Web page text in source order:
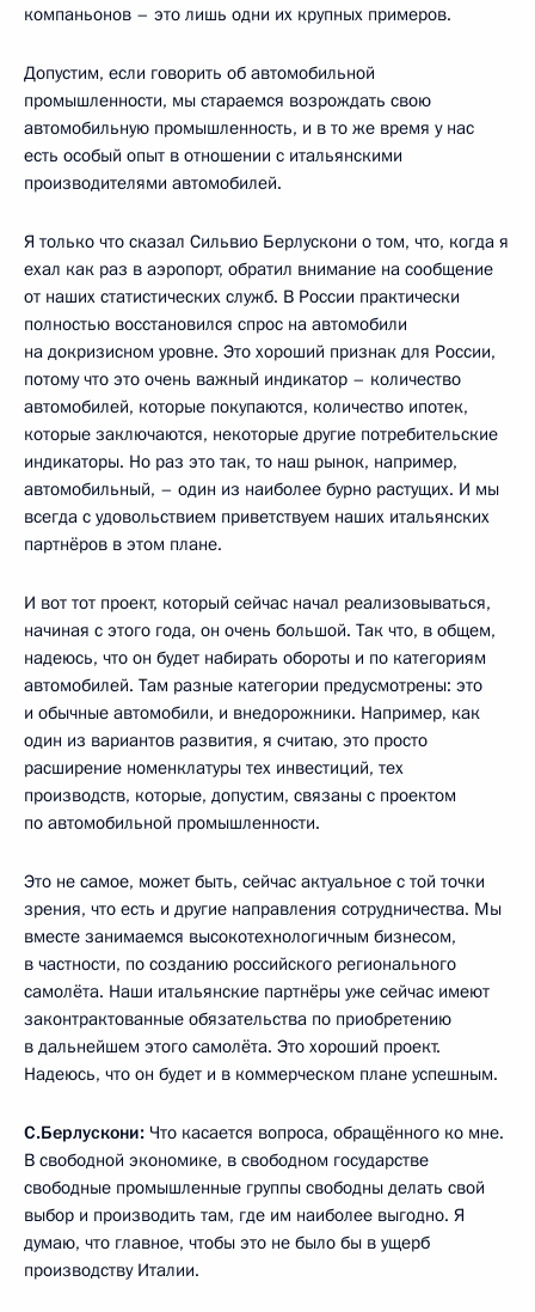
компаньонов – это лишь одни их крупных примеров.
Допустим, если говорить об автомобильной
промышленности, мы стараемся возрождать свою
автомобильную промышленность, и в то же время у нас
есть особый опыт в отношении с итальянскими
производителями автомобилей.
Я только что сказал Сильвио Берлускони о том, что, когда я
ехал как раз в аэропорт, обратил внимание на сообщение
от наших статистических служб. В России практически
полностью восстановился спрос на автомобили
на докризисном уровне. Это хороший признак для России,
потому что это очень важный индикатор – количество
автомобилей, которые покупаются, количество ипотек,
которые заключаются, некоторые другие потребительские
индикаторы. Но раз это так, то наш рынок, например,
автомобильный, – один из наиболее бурно растущих. И мы
всегда с удовольствием приветствуем наших итальянских
партнёров в этом плане.
И вот тот проект, который сейчас начал реализовываться,
начиная с этого года, он очень большой. Так что, в общем,
надеюсь, что он будет набирать обороты и по категориям
автомобилей. Там разные категории предусмотрены: это
и обычные автомобили, и внедорожники. Например, как
один из вариантов развития, я считаю, это просто
расширение номенклатуры тех инвестиций, тех
производств, которые, допустим, связаны с проектом
по автомобильной промышленности.
Это не самое, может быть, сейчас актуальное с той точки
зрения, что есть и другие направления сотрудничества. Мы
вместе занимаемся высокотехнологичным бизнесом,
в частности, по созданию российского регионального
самолёта. Наши итальянские партнёры уже сейчас имеют
законтрактованные обязательства по приобретению
в дальнейшем этого самолёта. Это хороший проект.
Надеюсь, что он будет и в коммерческом плане успешным.
С.Берлускони: Что касается вопроса, обращённого ко мне.
В свободной экономике, в свободном государстве
свободные промышленные группы свободны делать свой
выбор и производить там, где им наиболее выгодно. Я
думаю, что главное, чтобы это не было бы в ущерб
производству Италии.